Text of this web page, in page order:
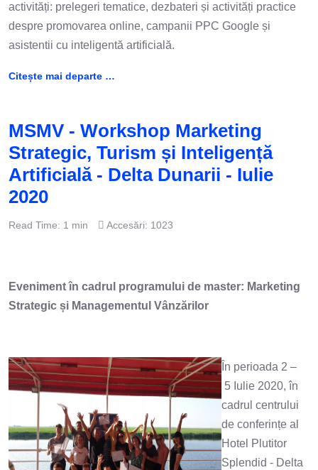
activități: prelegeri tematice, dezbateri și activități practice
despre promovarea online, campanii PPC Google și
asistentii cu inteligentă artificială.
Citește mai departe …
MSMV - Workshop Marketing
Strategic, Turism și Inteligență
Artificială - Delta Dunarii - Iulie
2020
Read Time: 1 min Accesări: 1023
Eveniment în cadrul programului de master: Marketing
Strategic și Managementul Vânzărilor
În perioada 2 –
5 Iulie 2020, în
cadrul centrului
de conferințe al
Hotel Plutitor
Splendid - Delta